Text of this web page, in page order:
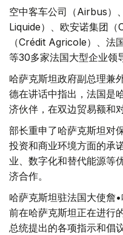
空中客车公司（Airbus）
Liquide）、欧安诺集团
（Crédit Agricole）、法
等30多家法国大型企业领
哈萨克斯坦政府副总理兼
德在讲话中指出，法国是
济伙伴，在双边贸易额和
部长重申了哈萨克斯坦对
投资和商业环境方面的承
业、数字化和替代能源等
济合作。
哈萨克斯坦驻法国大使詹
前在哈萨克斯坦正在进行
总统提出的各项指示和倡